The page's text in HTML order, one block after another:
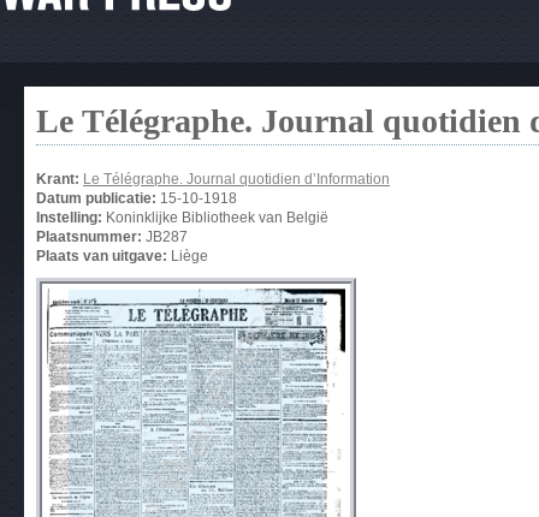
Le Télégraphe. Journal quotidien
Krant: Le Télégraphe. Journal quotidien d’Information
Datum publicatie: 15-10-1918
Instelling: Koninklijke Bibliotheek van België
Plaatsnummer: JB287
Plaats van uitgave: Liège